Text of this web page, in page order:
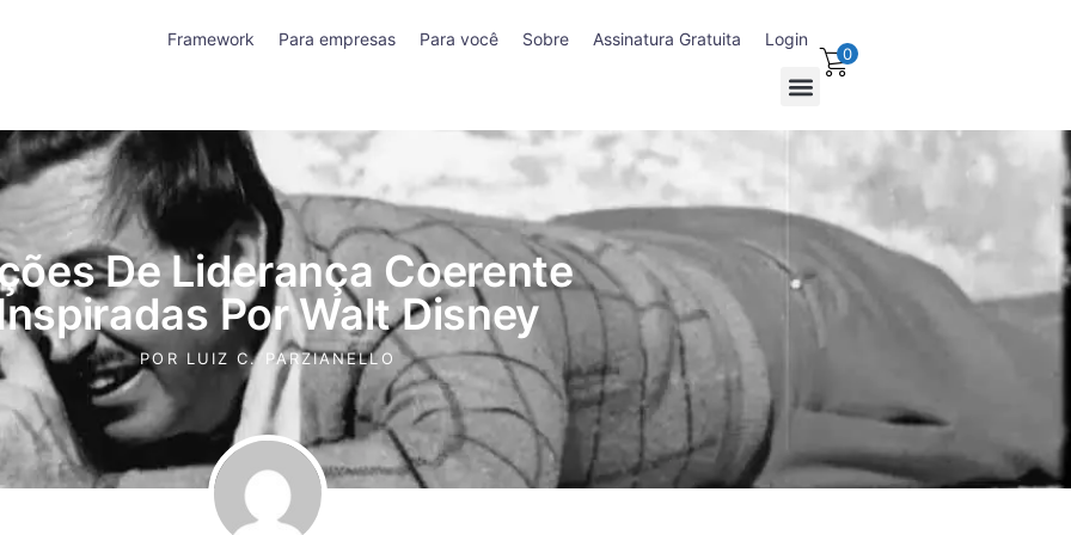
Framework Para empresas Para você Sobre Assinatura Gratuita Login
0
De Liderança Coerente
Por Walt Disney
POR LUIZ C. PARZIANELLO